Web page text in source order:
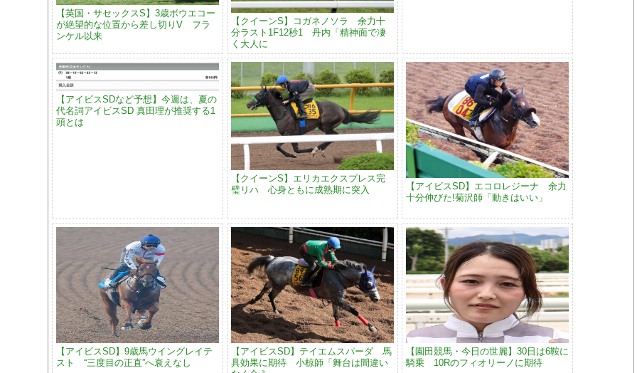
【英国・サセックスS】3歳ボウエコー
が絶望的な位置から差し切りV フラ
ンケル以来
【クイーンS】コガネノソラ 余力十
分ラスト1F12秒1 丹内「精神面で凄
く大人に
【アイビスSDなど予想】今週は、夏の
代名詞アイビスSD 真田理が推奨する1
頭とは
【クイーンS】エリカエクスプレス完
璧リハ 心身ともに成熟期に突入
【アイビスSD】エコロレジーナ 余力
十分伸びた!菊沢師「動きはいい」
【アイビスSD】9歳馬ウイングレイテ
スト “三度目の正直”へ衰えなし
【アイビスSD】テイエムスパーダ 馬
具効果に期待 小椋師「舞台は間違い
【園田競馬・今日の世麗】30日は6鞍に
騎乗 10Rのフィオリーノに期待